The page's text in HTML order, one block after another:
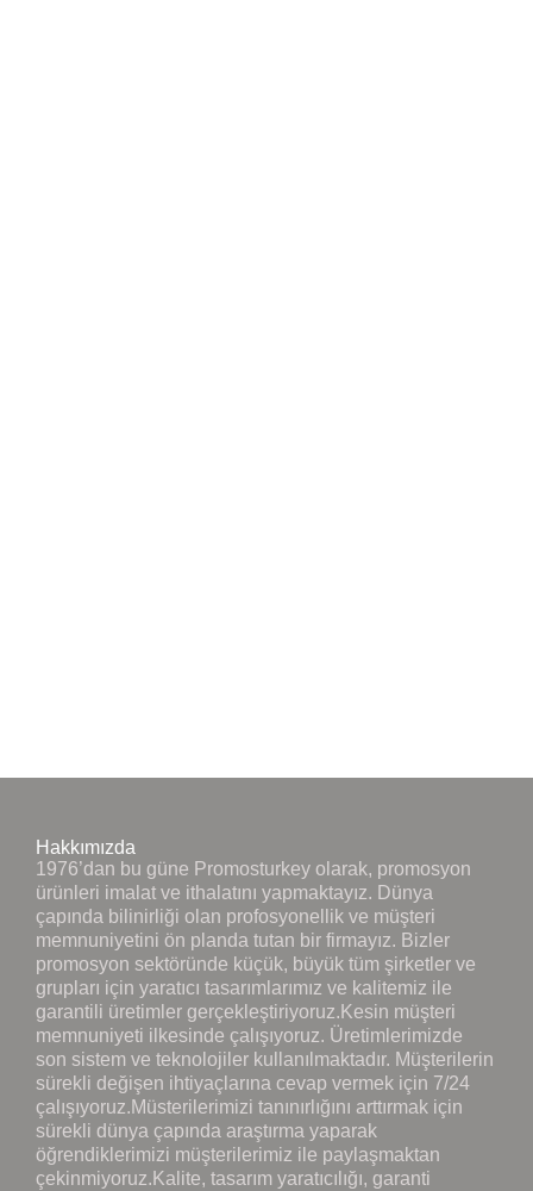
Hakkımızda
1976’dan bu güne Promosturkey olarak, promosyon
ürünleri imalat ve ithalatını yapmaktayız. Dünya
çapında bilinirliği olan profosyonellik ve müşteri
memnuniyetini ön planda tutan bir firmayız. Bizler
promosyon sektöründe küçük, büyük tüm şirketler ve
grupları için yaratıcı tasarımlarımız ve kalitemiz ile
garantili üretimler gerçekleştiriyoruz.Kesin müşteri
memnuniyeti ilkesinde çalışıyoruz. Üretimlerimizde
son sistem ve teknolojiler kullanılmaktadır. Müşterilerin
sürekli değişen ihtiyaçlarına cevap vermek için 7/24
çalışıyoruz.Müsterilerimizi tanınırlığını arttırmak için
sürekli dünya çapında araştırma yaparak
öğrendiklerimizi müşterilerimiz ile paylaşmaktan
çekinmiyoruz.Kalite, tasarım yaratıcılığı, garanti